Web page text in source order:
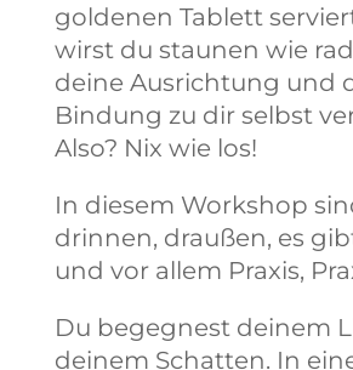
goldenen Tablett
wirst du staunen wie
deine Ausrichtung und
Bindung zu dir selbst
Also? Nix wie los!
In diesem Workshop
drinnen, draußen, es
und vor allem Praxis,
Du begegnest deinem
deinem Schatten. In